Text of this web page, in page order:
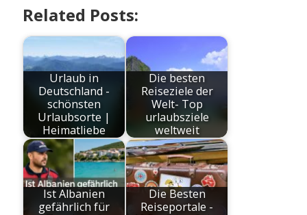
Related Posts:
Urlaub in
Deutschland -
schönsten
Urlaubsorte |
Heimatliebe
Die besten
Reiseziele der
Welt- Top
urlaubsziele
weltweit
Ist Albanien
gefährlich für
Die Besten
Reiseportale -